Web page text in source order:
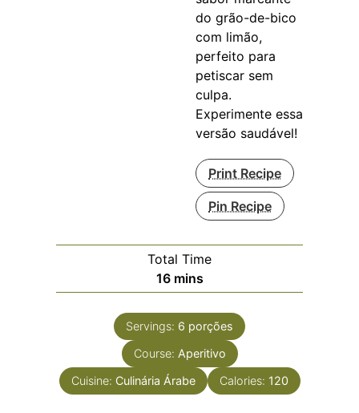
do grão-de-bico
com limão,
perfeito para
petiscar sem
culpa.
Experimente essa
versão saudável!
Print Recipe
Pin Recipe
Total Time
16minutes
mins
Servings: 6 porções
Course: Aperitivo
Cuisine: Culinária Árabe Calories: 120